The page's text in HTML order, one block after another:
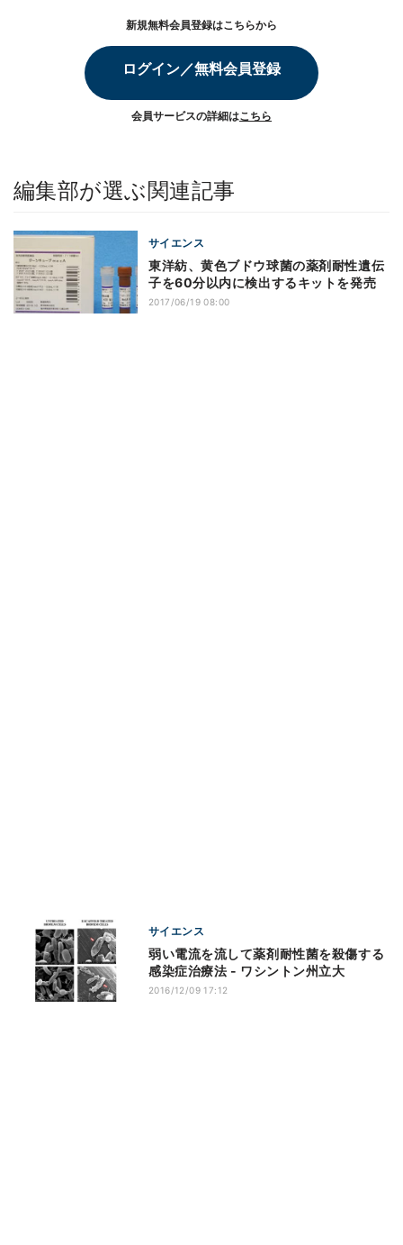
新規無料会員登録はこちらから
ログイン／無料会員登録
会員サービスの詳細はこちら
編集部が選ぶ関連記事
サイエンス
東洋紡、黄色ブドウ球菌の薬剤耐性遺伝
子を60分以内に検出するキットを発売
2017/06/19 08:00
サイエンス
弱い電流を流して薬剤耐性菌を殺傷する
感染症治療法 - ワシントン州立大
2016/12/09 17:12